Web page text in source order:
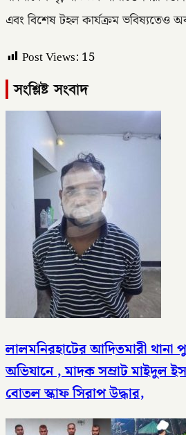
এবং বিশেষ টহল কার্যক্রম ভবিষ্যতেও
Post Views: 15
সংশ্লিষ্ট সংবাদ
লালমনিরহাটের আদিতমারী থানা
অভিযানে , মাদক সম্রাট
বোতল স্কাফ সিরাপ উদ্ধার,